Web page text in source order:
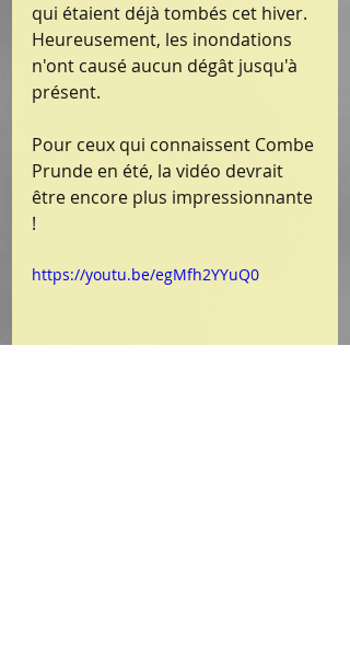
qui étaient déjà tombés cet hiver.
Heureusement, les inondations
n'ont causé aucun dégât jusqu'à
présent.
Pour ceux qui connaissent Combe
Prunde en été, la vidéo devrait
être encore plus impressionnante
!
https://youtu.be/egMfh2YYuQ0